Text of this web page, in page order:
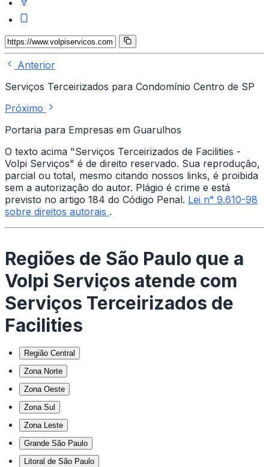
Anterior
Serviços Terceirizados para Condomínio Centro de SP
Próximo
Portaria para Empresas em Guarulhos
O texto acima "Serviços Terceirizados de Facilities -
Volpi Serviços" é de direito reservado. Sua reprodução,
parcial ou total, mesmo citando nossos links, é proibida
sem a autorização do autor. Plágio é crime e está
previsto no artigo 184 do Código Penal. Lei n° 9.610-98
sobre direitos autorais .
Regiões de São Paulo que a
Volpi Serviços atende com
Serviços Terceirizados de
Facilities
Região Central
Zona Norte
Zona Oeste
Zona Sul
Zona Leste
Grande São Paulo
Litoral de São Paulo